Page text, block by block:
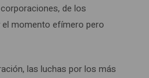
de los
el momento efímero pero
las luchas por los más